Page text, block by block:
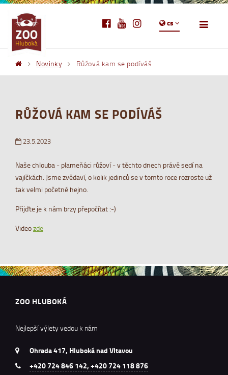
cs
Novinky Růžová kam se podíváš
RŮŽOVÁ KAM SE PODÍVÁŠ
23.5.2023
Naše chlouba - plameňáci růžoví - v těchto dnech právě sedí na
vajíčkách. Jsme zvědaví, o kolik jedinců se v tomto roce rozroste už
tak velmi početné hejno.
Přijďte je k nám brzy přepočítat :-)
Videozde
ZOO HLUBOKÁ
Nejlepší výlety vedou k nám
Ohrada 417, Hluboká nad Vltavou
+420 724 846 142, +420 724 118 876